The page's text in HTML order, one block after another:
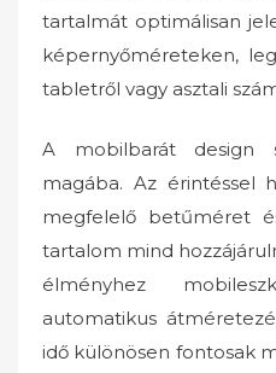
tartalmát optimálisan
képernyőméreteken,
tabletről vagy asztali
A mobilbarát design
magába. Az érintéssel
megfelelő betűméret
tartalom mind
élményhez
automatikus
idő különösen fontosak